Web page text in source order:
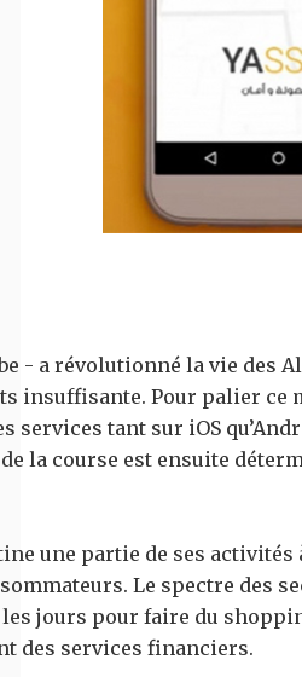
- a révolutionné la vie
insuffisante. Pour palier
services tant sur iOS
la course est ensuite
une partie de ses
Le spectre
jours pour faire du
des services financiers.